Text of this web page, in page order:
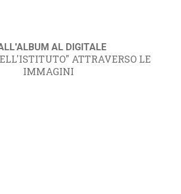
AL DIGITALE
ATTRAVERSO LE
IMMAGINI